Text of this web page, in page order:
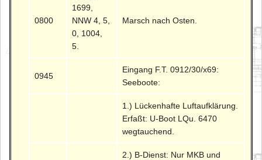
0800
1699,
NNW 4, 5,
0, 1004,
5.
Marsch nach Osten.
0945
Eingang F.T. 0912/30/x69:
Seeboote:
1.) Lückenhafte Luftaufklärung.
Erfaßt: U-Boot LQu. 6470
wegtauchend.
2.) B-Dienst: Nur MKB und